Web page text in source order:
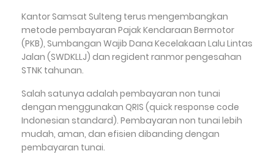
Kantor Samsat Sulteng terus mengembangkan
metode pembayaran Pajak Kendaraan Bermotor
(PKB), Sumbangan Wajib Dana Kecelakaan Lalu Lintas
Jalan (SWDKLLJ) dan regident ranmor pengesahan
STNK tahunan.
Salah satunya adalah pembayaran non tunai
dengan menggunakan QRIS (quick response code
Indonesian standard). Pembayaran non tunai lebih
mudah, aman, dan efisien dibanding dengan
pembayaran tunai.